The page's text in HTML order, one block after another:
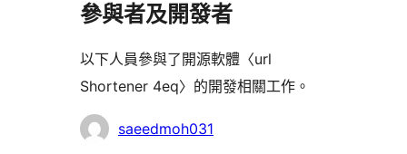
參與者及開發者
以下人員參與了開源軟體〈url
Shortener 4eq〉的開發相關工作。
參
saeedmoh031